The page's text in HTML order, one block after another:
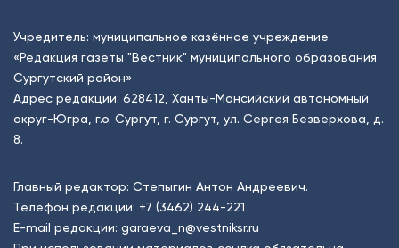
Учредитель: муниципальное казённое учреждение
«Редакция газеты "Вестник" муниципального образования
Сургутский район»
Адрес редакции: 628412, Ханты-Мансийский автономный
округ-Югра, г.о. Сургут, г. Сургут, ул. Сергея Безверхова, д.
8.
Главный редактор: Степыгин Антон Андреевич.
Телефон редакции: +7 (3462) 244-221
E-mail редакции: garaeva_n@vestniksr.ru